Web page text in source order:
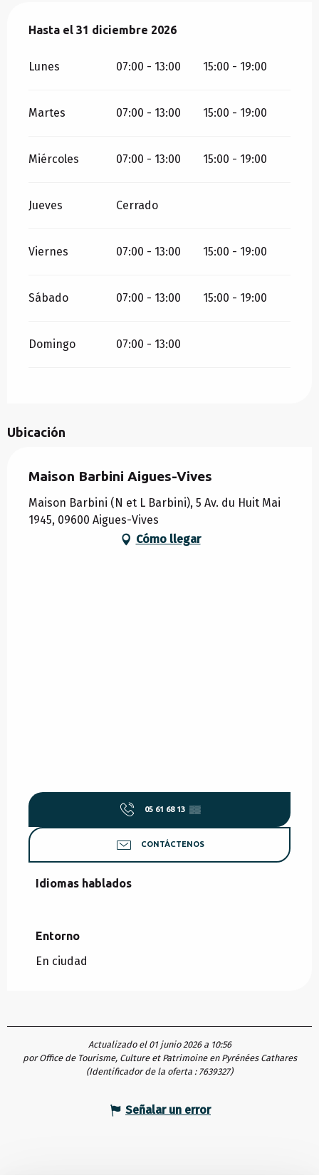
Del12 enero 2026al31 diciembre 2026
Hasta el 31 diciembre 2026
Lunes 07:00 - 13:00 15:00 - 19:00
Martes 07:00 - 13:00 15:00 - 19:00
Miércoles 07:00 - 13:00 15:00 - 19:00
Jueves Cerrado
Viernes 07:00 - 13:00 15:00 - 19:00
Sábado 07:00 - 13:00 15:00 - 19:00
Domingo 07:00 - 13:00
Ubicación
Maison Barbini Aigues-Vives
Maison Barbini (N et L Barbini), 5 Av. du Huit Mai
1945, 09600 Aigues-Vives
Cómo llegar
05 61 68 13 ▒▒
CONTÁCTENOS
Idiomas hablados
Idiomas hablados
Entorno
Entorno
En ciudad
Actualizado el 01 junio 2026 a 10:56
por Office de Tourisme, Culture et Patrimoine en Pyrénées Cathares
(Identificador de la oferta : 7639327)
Señalar un error